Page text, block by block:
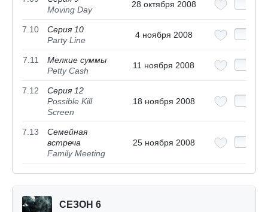
Moving Day
28 октября 2008
7.10
Серия 10
Party Line
4 ноября 2008
7.11
Мелкие суммы
Petty Cash
11 ноября 2008
7.12
Серия 12
Possible Kill
Screen
18 ноября 2008
7.13
Семейная
встреча
Family Meeting
25 ноября 2008
СЕЗОН 6